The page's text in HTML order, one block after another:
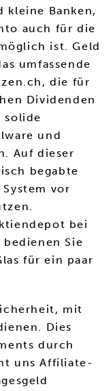
kleine Banken,
auch für die
ist. Geld
umfassende
die für
Dividenden
solide
und
Auf dieser
begabte
vor
bei
Sie
für ein paar
mit
Dies
durch
uns Affiliate-